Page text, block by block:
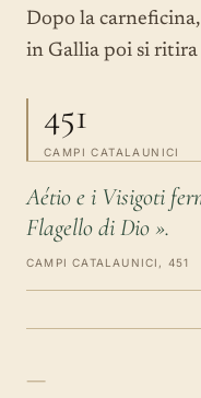
Dopo la
in Gallia poi si ritira
451
CAMPI CATALAUNICI
Aétio e i Visigoti
Flagello di Dio ».
CAMPI CATALAUNICI, 451
—